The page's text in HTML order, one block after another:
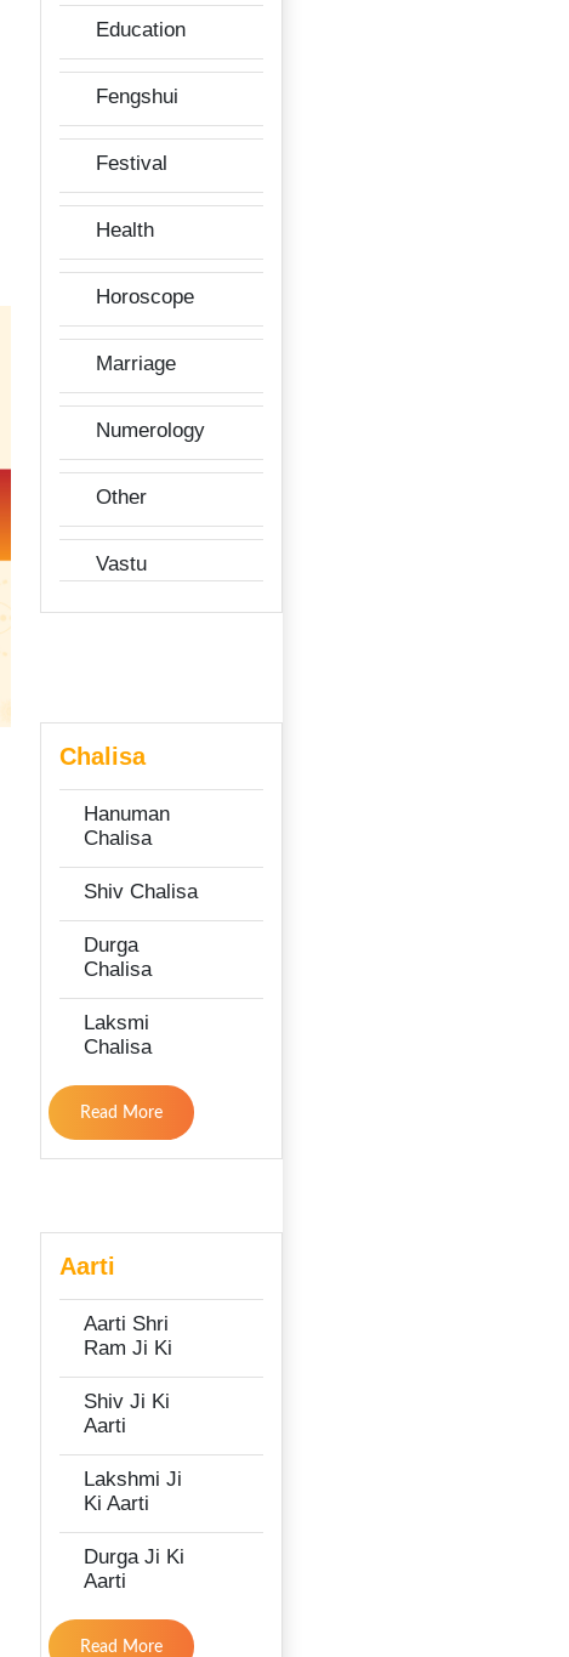
Education
Fengshui
Festival
Health
Horoscope
Marriage
Numerology
Other
Vastu
Chalisa
Hanuman
Chalisa
Shiv Chalisa
Durga
Chalisa
Laksmi
Chalisa
Read More
Aarti
Aarti Shri
Ram Ji Ki
Shiv Ji Ki
Aarti
Lakshmi Ji
Ki Aarti
Durga Ji Ki
Aarti
Read More